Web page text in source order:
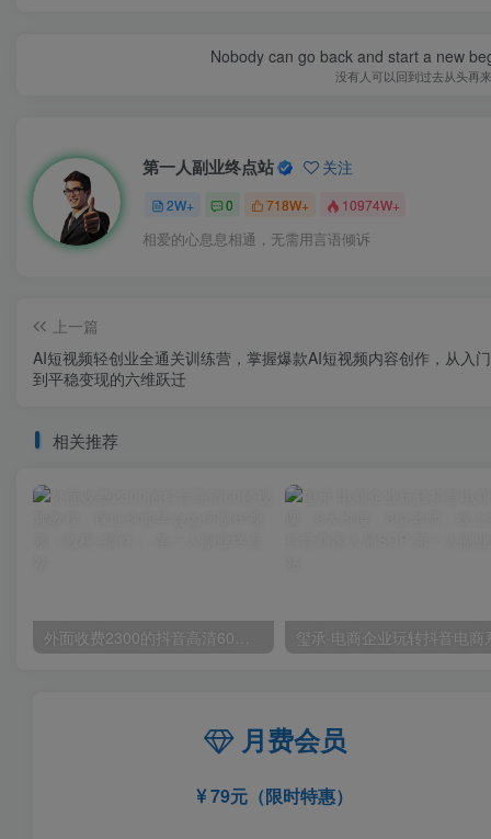
Nobody can go back and start a new
没有人可以回到过去从头再
第一人副业终点站 关注
2W+ 0 718W+ 10974W+
相爱的心息息相通，无需用言语倾诉
上一篇
AI短视频轻创业全通关训练营，掌握爆款AI短视频内容创作，从入
到平稳变现的六维跃迁
相关推荐
月费会员
79元（限时特惠）